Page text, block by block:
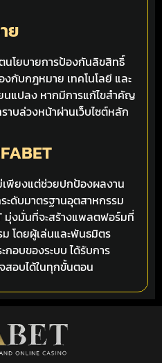
ย
นโยบายการป้องกันลิขสิทธิ์
กับกฎหมาย เทคโนโลยี และ
นแปลง หากมีการแก้ไขสำคัญ
ราบล่วงหน้าผ่านเว็บไซต์หลัก
เพียงแต่ช่วยปกป้องผลงาน
ะดับมาตรฐานอุตสาหกรรม
มุ่งมั่นที่จะสร้างแพลตฟอร์มที่
ม โดยผู้เล่นและพันธมิตร
กอบของระบบ ได้รับการ
สอบได้ในทุกขั้นตอน